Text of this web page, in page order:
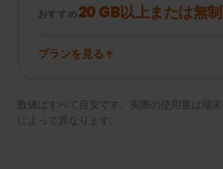
おすすめ20 GB以上または無
プランを見る
数値はすべて目安です。実際の使用量は端
によって異なります。